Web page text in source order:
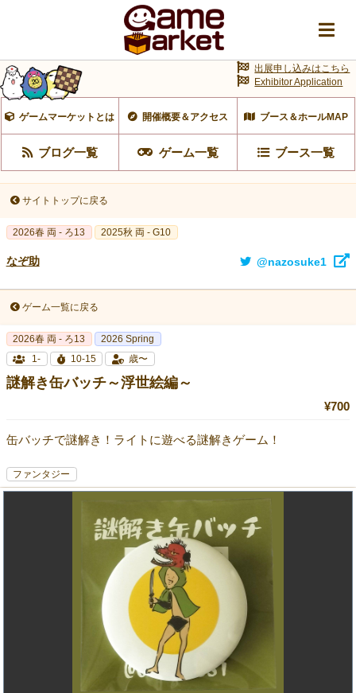
ゲームマーケットとは 開催概要＆アクセス ブース＆ホールMAP
ブログ一覧 ゲーム一覧 ブース一覧
出展申し込みはこちら
Exhibitor Application
サイトトップに戻る
2026春 両 - ろ13 2025秋 両 - G10
なぞ助 @nazosuke1
ゲーム一覧に戻る
2026春 両 - ろ13
2026 Spring
1-
10-15 歳〜
謎解き缶バッチ～浮世絵編～
¥700
缶バッチで謎解き！ライトに遊べる謎解きゲーム！
ファンタジー